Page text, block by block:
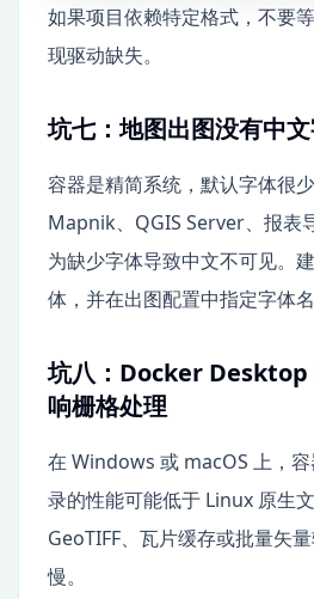
如果项目依赖特定格式，不要
现驱动缺失。
坑七：地图出图没有中
容器是精简系统，默认字体很
Mapnik、QGIS Server、报表
为缺少字体导致中文不可见。
体，并在出图配置中指定字体名
坑八：Docker Desktop
响栅格处理
在 Windows 或 macOS 上，
录的性能可能低于 Linux 原生
GeoTIFF、瓦片缓存或批量矢
慢。